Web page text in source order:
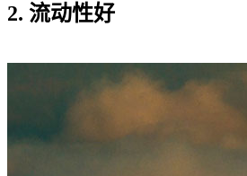
2. 流动性好